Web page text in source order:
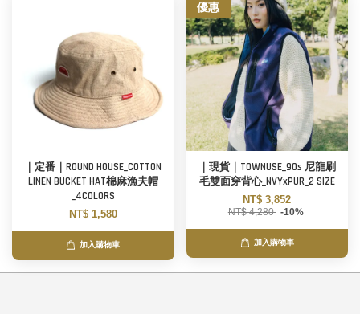
｜定番｜ROUND HOUSE_COTTON
LINEN BUCKET HAT棉麻漁夫帽
_4COLORS
NT$ 1,580
加入購物車
優惠
｜現貨｜TOWNUSE_90s 尼龍刷
毛雙面穿背心_NVYxPUR_2 SIZE
NT$ 3,852
NT$ 4,280 -10%
加入購物車